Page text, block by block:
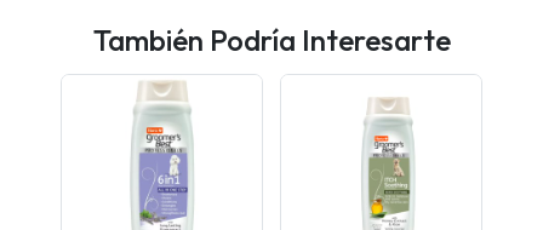
También Podría Interesarte